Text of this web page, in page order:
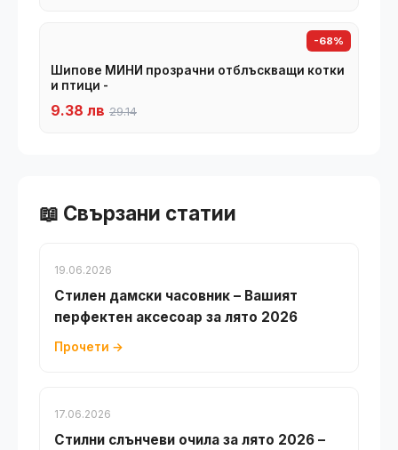
-68%
Шипове МИНИ прозрачни отблъскващи котки
и птици -
9.38 лв 29.14
📖 Свързани статии
19.06.2026
Стилен дамски часовник – Вашият
перфектен аксесоар за лято 2026
Прочети →
17.06.2026
Стилни слънчеви очила за лято 2026 –